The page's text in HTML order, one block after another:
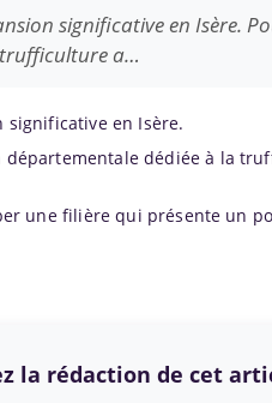
significative en Isère.
a…
en Isère.
dédiée à la
une filière qui présente un
la rédaction de cet